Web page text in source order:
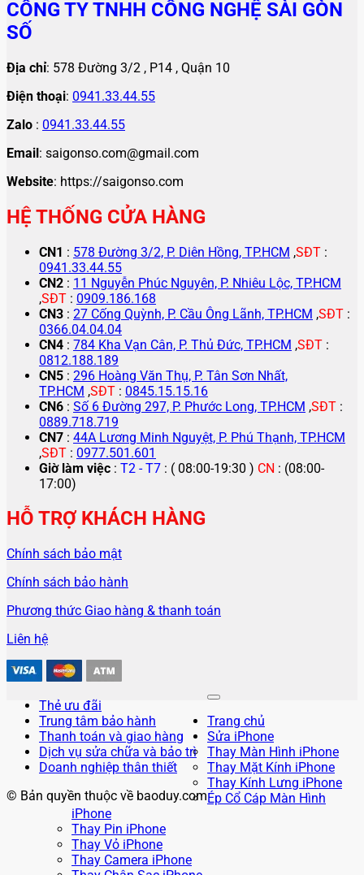
CÔNG TY TNHH CÔNG NGHỆ SÀI GÒN
SỐ
Địa chỉ: 578 Đường 3/2 , P14 , Quận 10
Điện thoại: 0941.33.44.55
Zalo : 0941.33.44.55
Email: saigonso.com@gmail.com
Website: https://saigonso.com
HỆ THỐNG CỬA HÀNG
CN1 : 578 Đường 3/2, P. Diên Hồng, TP.HCM ,SĐT :
0941.33.44.55
CN2 : 11 Nguyễn Phúc Nguyên, P. Nhiêu Lộc, TP.HCM
,SĐT : 0909.186.168
CN3 : 27 Cống Quỳnh, P. Cầu Ông Lãnh, TP.HCM ,SĐT :
0366.04.04.04
CN4 : 784 Kha Vạn Cân, P. Thủ Đức, TP.HCM ,SĐT :
0812.188.189
CN5 : 296 Hoàng Văn Thụ, P. Tân Sơn Nhất,
TP.HCM ,SĐT : 0845.15.15.16
CN6 : Số 6 Đường 297, P. Phước Long, TP.HCM ,SĐT :
0889.718.719
CN7 : 44A Lương Minh Nguyệt, P. Phú Thạnh, TP.HCM
,SĐT : 0977.501.601
Giờ làm việc : T2 - T7 : ( 08:00-19:30 ) CN : (08:00-
17:00)
HỖ TRỢ KHÁCH HÀNG
Chính sách bảo mật
Chính sách bảo hành
Phương thức Giao hàng & thanh toán
Liên hệ
Thẻ ưu đãi
Trung tâm bảo hành
Thanh toán và giao hàng
Dịch vụ sửa chữa và bảo trì
Doanh nghiệp thân thiết
© Bản quyền thuộc về baoduy.com
Trang chủ
Sửa iPhone
Thay Màn Hình iPhone
Thay Mặt Kính iPhone
Thay Kính Lưng iPhone
Ép Cổ Cáp Màn Hình
iPhone
Thay Pin iPhone
Thay Vỏ iPhone
Thay Camera iPhone